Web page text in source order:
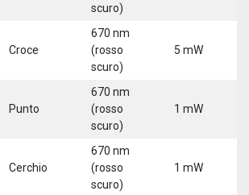
scuro)
Croce
670 nm
(rosso
scuro)
5 mW
Punto
670 nm
(rosso
scuro)
1 mW
Cerchio
670 nm
(rosso
scuro)
1 mW